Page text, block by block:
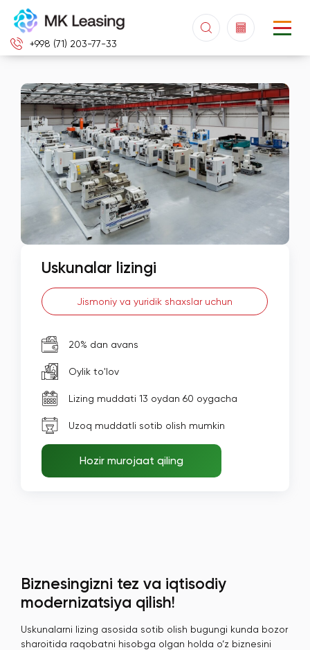
+998 (71) 203-77-33
Uskunalar lizingi
Jismoniy va yuridik shaxslar uchun
20% dan avans
Oylik to'lov
Lizing muddati 13 oydan 60 oygacha
Uzoq muddatli sotib olish mumkin
Hozir murojaat qiling
Biznesingizni tez va iqtisodiy
modernizatsiya qilish!
Uskunalarni lizing asosida sotib olish bugungi kunda bozor
sharoitida raqobatni hisobga olgan holda o‘z biznesini